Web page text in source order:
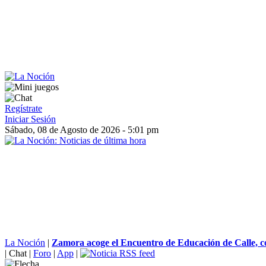
Regístrate
Iniciar Sesión
Sábado, 08 de Agosto de 2026 - 5:01 pm
La Noción | Zamora acoge el Encuentro de Educación de Calle,
| Chat | Foro | App |